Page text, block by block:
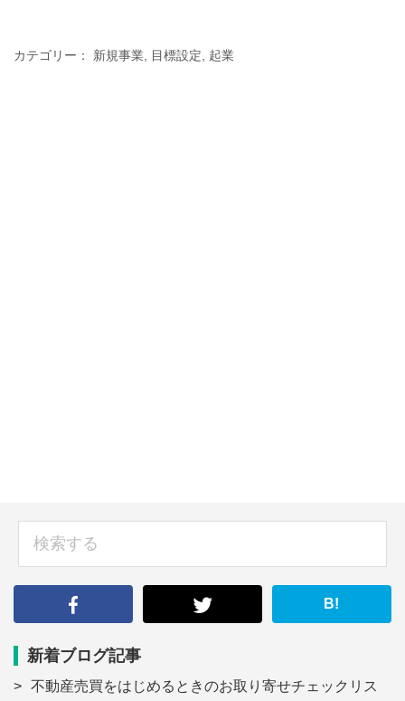
カテゴリー： 新規事業, 目標設定, 起業
sidebar
B!
新着ブログ記事
不動産売買をはじめるときのお取り寄せチェックリス